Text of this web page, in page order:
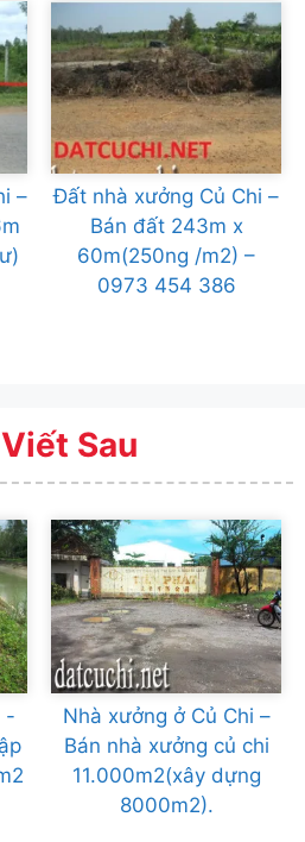
–
Đất nhà xưởng Củ Chi –
Bán đất 243m x
60m(250ng /m2) –
0973 454 386
Sau
-
Nhà xưởng ở Củ Chi –
Bán nhà xưởng củ chi
11.000m2(xây dựng
8000m2).